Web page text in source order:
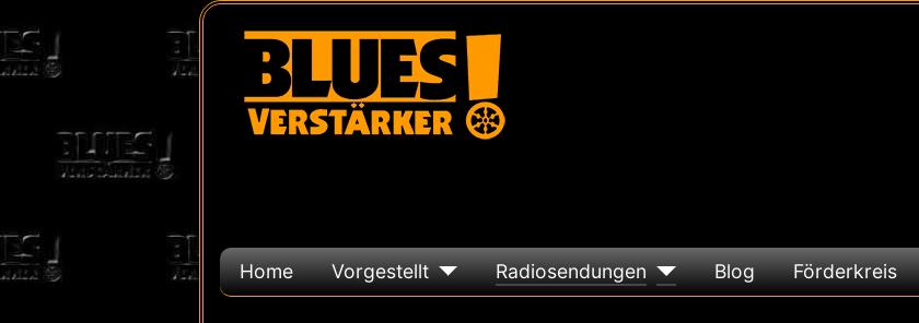
Home Vorgestellt Radiosendungen Blog Förderkreis